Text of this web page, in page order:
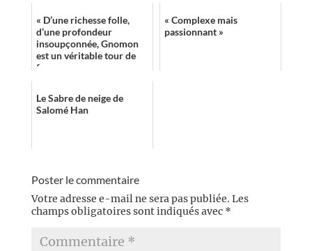
« D’une richesse folle,
d’une profondeur
insoupçonnée, Gnomon
est un véritable tour de
force. »
« Complexe mais
passionnant »
Le Sabre de neige de
Salomé Han
Poster le commentaire
Votre adresse e-mail ne sera pas publiée. Les
champs obligatoires sont indiqués avec *